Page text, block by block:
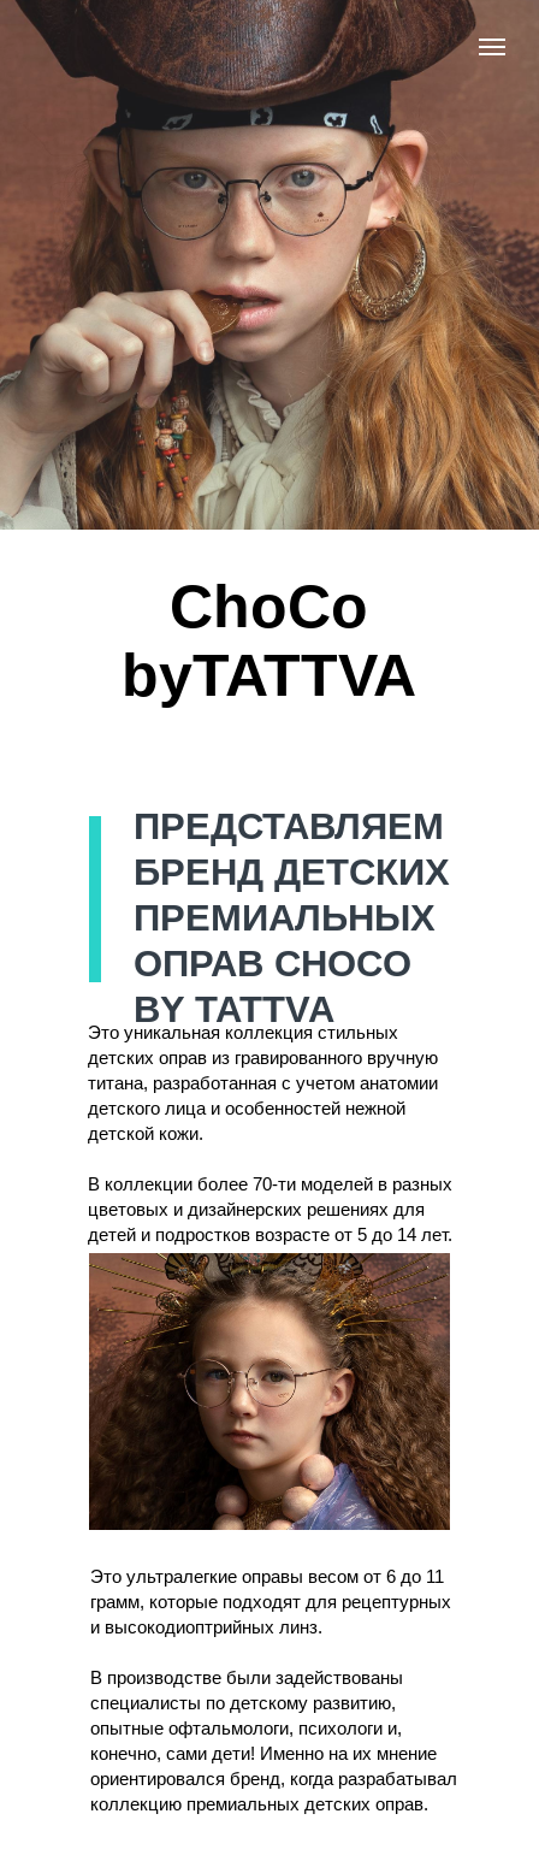
ChoCo
byTATTVA
ПРЕДСТАВЛЯЕМ
БРЕНД ДЕТСКИХ
ПРЕМИАЛЬНЫХ
ОПРАВ CHOCO
BY TATTVA
Это уникальная коллекция стильных
детских оправ из гравированного вручную
титана, разработанная с учетом анатомии
детского лица и особенностей нежной
детской кожи.
В коллекции более 70-ти моделей в разных
цветовых и дизайнерских решениях для
детей и подростков возрасте от 5 до 14 лет.
Это ультралегкие оправы весом от 6 до 11
грамм, которые подходят для рецептурных
и высокодиоптрийных линз.
В производстве были задействованы
специалисты по детскому развитию,
опытные офтальмологи, психологи и,
конечно, сами дети! Именно на их мнение
ориентировался бренд, когда разрабатывал
коллекцию премиальных детских оправ.